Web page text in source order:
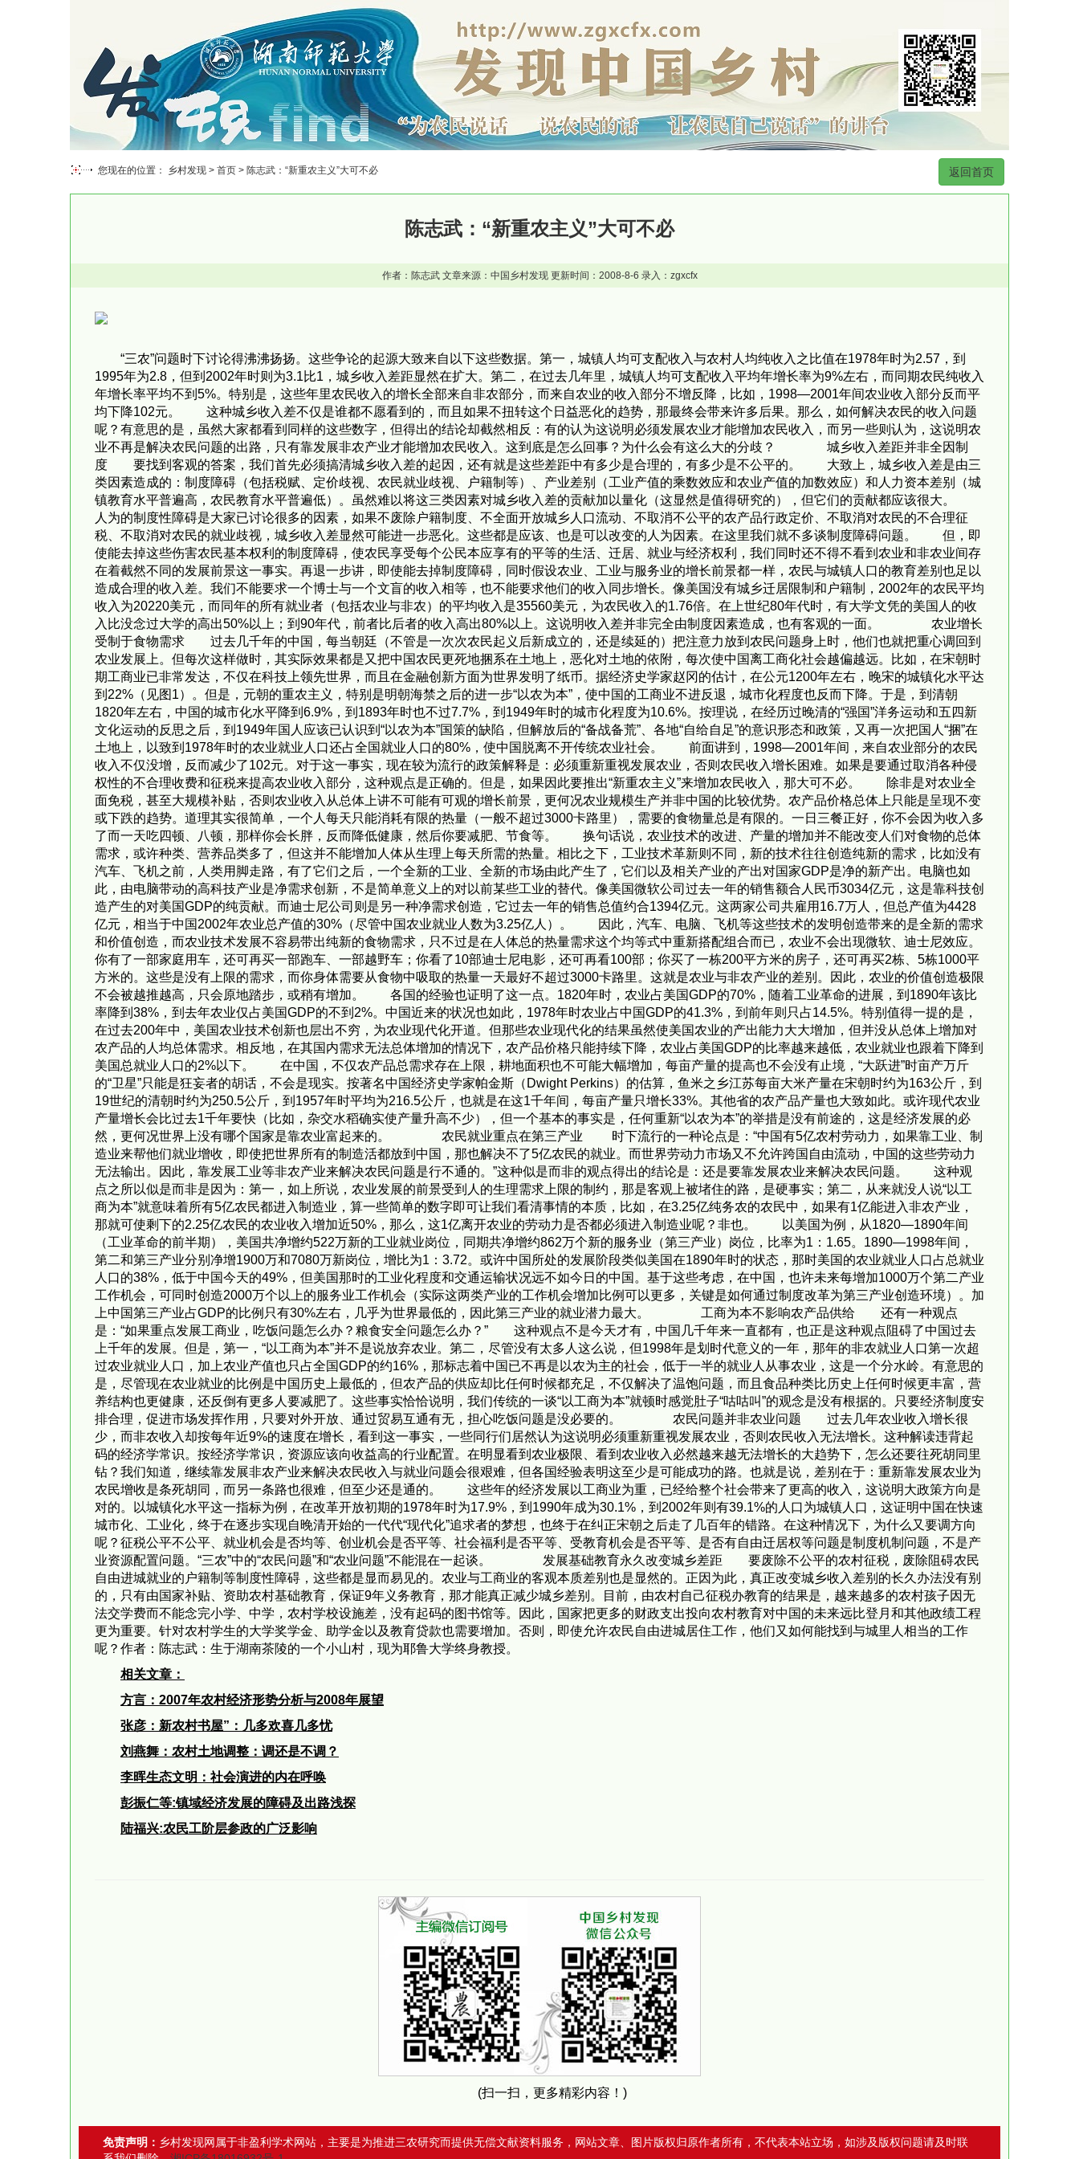
您现在的位置： 乡村发现 > 首页 > 陈志武：“新重农主义”大可不必 返回首页
陈志武：“新重农主义”大可不必
作者：陈志武 文章来源：中国乡村发现 更新时间：2008-8-6 录入：zgxcfx
“三农”问题时下讨论得沸沸扬扬。这些争论的起源大致来自以下这些数据。第一，城镇人均可支配收入与农村人均纯收入之比值在1978年时为2.57，到
1995年为2.8，但到2002年时则为3.1比1，城乡收入差距显然在扩大。第二，在过去几年里，城镇人均可支配收入平均年增长率为9%左右，而同期农民纯收入
年增长率平均不到5%。特别是，这些年里农民收入的增长全部来自非农部分，而来自农业的收入部分不增反降，比如，1998—2001年间农业收入部分反而平
均下降102元。 这种城乡收入差不仅是谁都不愿看到的，而且如果不扭转这个日益恶化的趋势，那最终会带来许多后果。那么，如何解决农民的收入问题
呢？有意思的是，虽然大家都看到同样的这些数字，但得出的结论却截然相反：有的认为这说明必须发展农业才能增加农民收入，而另一些则认为，这说明农
业不再是解决农民问题的出路，只有靠发展非农产业才能增加农民收入。这到底是怎么回事？为什么会有这么大的分歧？ 城乡收入差距并非全因制
度 要找到客观的答案，我们首先必须搞清城乡收入差的起因，还有就是这些差距中有多少是合理的，有多少是不公平的。 大致上，城乡收入差是由三
类因素造成的：制度障碍（包括税赋、定价歧视、农民就业歧视、户籍制等）、产业差别（工业产值的乘数效应和农业产值的加数效应）和人力资本差别（城
镇教育水平普遍高，农民教育水平普遍低）。虽然难以将这三类因素对城乡收入差的贡献加以量化（这显然是值得研究的），但它们的贡献都应该很大。
人为的制度性障碍是大家已讨论很多的因素，如果不废除户籍制度、不全面开放城乡人口流动、不取消不公平的农产品行政定价、不取消对农民的不合理征
税、不取消对农民的就业歧视，城乡收入差显然可能进一步恶化。这些都是应该、也是可以改变的人为因素。在这里我们就不多谈制度障碍问题。 但，即
使能去掉这些伤害农民基本权利的制度障碍，使农民享受每个公民本应享有的平等的生活、迁居、就业与经济权利，我们同时还不得不看到农业和非农业间存
在着截然不同的发展前景这一事实。再退一步讲，即使能去掉制度障碍，同时假设农业、工业与服务业的增长前景都一样，农民与城镇人口的教育差别也足以
造成合理的收入差。我们不能要求一个博士与一个文盲的收入相等，也不能要求他们的收入同步增长。像美国没有城乡迁居限制和户籍制，2002年的农民平均
收入为20220美元，而同年的所有就业者（包括农业与非农）的平均收入是35560美元，为农民收入的1.76倍。在上世纪80年代时，有大学文凭的美国人的收
入比没念过大学的高出50%以上；到90年代，前者比后者的收入高出80%以上。这说明收入差并非完全由制度因素造成，也有客观的一面。 农业增长
受制于食物需求 过去几千年的中国，每当朝廷（不管是一次次农民起义后新成立的，还是续延的）把注意力放到农民问题身上时，他们也就把重心调回到
农业发展上。但每次这样做时，其实际效果都是又把中国农民更死地捆系在土地上，恶化对土地的依附，每次使中国离工商化社会越偏越远。比如，在宋朝时
期工商业已非常发达，不仅在科技上领先世界，而且在金融创新方面为世界发明了纸币。据经济史学家赵冈的估计，在公元1200年左右，晚宋的城镇化水平达
到22%（见图1）。但是，元朝的重农主义，特别是明朝海禁之后的进一步“以农为本”，使中国的工商业不进反退，城市化程度也反而下降。于是，到清朝
1820年左右，中国的城市化水平降到6.9%，到1893年时也不过7.7%，到1949年时的城市化程度为10.6%。按理说，在经历过晚清的“强国”洋务运动和五四新
文化运动的反思之后，到1949年国人应该已认识到“以农为本”国策的缺陷，但解放后的“备战备荒”、各地“自给自足”的意识形态和政策，又再一次把国人“捆”在
土地上，以致到1978年时的农业就业人口还占全国就业人口的80%，使中国脱离不开传统农业社会。 前面讲到，1998—2001年间，来自农业部分的农民
收入不仅没增，反而减少了102元。对于这一事实，现在较为流行的政策解释是：必须重新重视发展农业，否则农民收入增长困难。如果是要通过取消各种侵
权性的不合理收费和征税来提高农业收入部分，这种观点是正确的。但是，如果因此要推出“新重农主义”来增加农民收入，那大可不必。 除非是对农业全
面免税，甚至大规模补贴，否则农业收入从总体上讲不可能有可观的增长前景，更何况农业规模生产并非中国的比较优势。农产品价格总体上只能是呈现不变
或下跌的趋势。道理其实很简单，一个人每天只能消耗有限的热量（一般不超过3000卡路里），需要的食物量总是有限的。一日三餐正好，你不会因为收入多
了而一天吃四顿、八顿，那样你会长胖，反而降低健康，然后你要减肥、节食等。 换句话说，农业技术的改进、产量的增加并不能改变人们对食物的总体
需求，或许种类、营养品类多了，但这并不能增加人体从生理上每天所需的热量。相比之下，工业技术革新则不同，新的技术往往创造纯新的需求，比如没有
汽车、飞机之前，人类用脚走路，有了它们之后，一个全新的工业、全新的市场由此产生了，它们以及相关产业的产出对国家GDP是净的新产出。电脑也如
此，由电脑带动的高科技产业是净需求创新，不是简单意义上的对以前某些工业的替代。像美国微软公司过去一年的销售额合人民币3034亿元，这是靠科技创
造产生的对美国GDP的纯贡献。而迪士尼公司则是另一种净需求创造，它过去一年的销售总值约合1394亿元。这两家公司共雇用16.7万人，但总产值为4428
亿元，相当于中国2002年农业总产值的30%（尽管中国农业就业人数为3.25亿人）。 因此，汽车、电脑、飞机等这些技术的发明创造带来的是全新的需求
和价值创造，而农业技术发展不容易带出纯新的食物需求，只不过是在人体总的热量需求这个均等式中重新搭配组合而已，农业不会出现微软、迪士尼效应。
你有了一部家庭用车，还可再买一部跑车、一部越野车；你看了10部迪士尼电影，还可再看100部；你买了一栋200平方米的房子，还可再买2栋、5栋1000平
方米的。这些是没有上限的需求，而你身体需要从食物中吸取的热量一天最好不超过3000卡路里。这就是农业与非农产业的差别。因此，农业的价值创造极限
不会被越推越高，只会原地踏步，或稍有增加。 各国的经验也证明了这一点。1820年时，农业占美国GDP的70%，随着工业革命的进展，到1890年该比
率降到38%，到去年农业仅占美国GDP的不到2%。中国近来的状况也如此，1978年时农业占中国GDP的41.3%，到前年则只占14.5%。特别值得一提的是，
在过去200年中，美国农业技术创新也层出不穷，为农业现代化开道。但那些农业现代化的结果虽然使美国农业的产出能力大大增加，但并没从总体上增加对
农产品的人均总体需求。相反地，在其国内需求无法总体增加的情况下，农产品价格只能持续下降，农业占美国GDP的比率越来越低，农业就业也跟着下降到
美国总就业人口的2%以下。 在中国，不仅农产品总需求存在上限，耕地面积也不可能大幅增加，每亩产量的提高也不会没有止境，“大跃进”时亩产万斤
的“卫星”只能是狂妄者的胡话，不会是现实。按著名中国经济史学家帕金斯（Dwight Perkins）的估算，鱼米之乡江苏每亩大米产量在宋朝时约为163公斤，到
19世纪的清朝时约为250.5公斤，到1957年时平均为216.5公斤，也就是在这1千年间，每亩产量只增长33%。其他省的农产品产量也大致如此。或许现代农业
产量增长会比过去1千年要快（比如，杂交水稻确实使产量升高不少），但一个基本的事实是，任何重新“以农为本”的举措是没有前途的，这是经济发展的必
然，更何况世界上没有哪个国家是靠农业富起来的。 农民就业重点在第三产业 时下流行的一种论点是：“中国有5亿农村劳动力，如果靠工业、制
造业来帮他们就业增收，即使把世界所有的制造活都放到中国，那也解决不了5亿农民的就业。而世界劳动力市场又不允许跨国自由流动，中国的这些劳动力
无法输出。因此，靠发展工业等非农产业来解决农民问题是行不通的。”这种似是而非的观点得出的结论是：还是要靠发展农业来解决农民问题。 这种观
点之所以似是而非是因为：第一，如上所说，农业发展的前景受到人的生理需求上限的制约，那是客观上被堵住的路，是硬事实；第二，从来就没人说“以工
商为本”就意味着所有5亿农民都进入制造业，算一些简单的数字即可让我们看清事情的本质，比如，在3.25亿纯务农的农民中，如果有1亿能进入非农产业，
那就可使剩下的2.25亿农民的农业收入增加近50%，那么，这1亿离开农业的劳动力是否都必须进入制造业呢？非也。 以美国为例，从1820—1890年间
（工业革命的前半期），美国共净增约522万新的工业就业岗位，同期共净增约862万个新的服务业（第三产业）岗位，比率为1：1.65。1890—1998年间，
第二和第三产业分别净增1900万和7080万新岗位，增比为1：3.72。或许中国所处的发展阶段类似美国在1890年时的状态，那时美国的农业就业人口占总就业
人口的38%，低于中国今天的49%，但美国那时的工业化程度和交通运输状况远不如今日的中国。基于这些考虑，在中国，也许未来每增加1000万个第二产业
工作机会，可同时创造2000万个以上的服务业工作机会（实际这两类产业的工作机会增加比例可以更多，关键是如何通过制度改革为第三产业创造环境）。加
上中国第三产业占GDP的比例只有30%左右，几乎为世界最低的，因此第三产业的就业潜力最大。 工商为本不影响农产品供给 还有一种观点
是：“如果重点发展工商业，吃饭问题怎么办？粮食安全问题怎么办？” 这种观点不是今天才有，中国几千年来一直都有，也正是这种观点阻碍了中国过去
上千年的发展。但是，第一，“以工商为本”并不是说放弃农业。第二，尽管没有太多人这么说，但1998年是划时代意义的一年，那年的非农就业人口第一次超
过农业就业人口，加上农业产值也只占全国GDP的约16%，那标志着中国已不再是以农为主的社会，低于一半的就业人从事农业，这是一个分水岭。有意思的
是，尽管现在农业就业的比例是中国历史上最低的，但农产品的供应却比任何时候都充足，不仅解决了温饱问题，而且食品种类比历史上任何时候更丰富，营
养结构也更健康，还反倒有更多人要减肥了。这些事实恰恰说明，我们传统的一谈“以工商为本”就顿时感觉肚子“咕咕叫”的观念是没有根据的。只要经济制度安
排合理，促进市场发挥作用，只要对外开放、通过贸易互通有无，担心吃饭问题是没必要的。 农民问题并非农业问题 过去几年农业收入增长很
少，而非农收入却按每年近9%的速度在增长，看到这一事实，一些同行们居然认为这说明必须重新重视发展农业，否则农民收入无法增长。这种解读违背起
码的经济学常识。按经济学常识，资源应该向收益高的行业配置。在明显看到农业极限、看到农业收入必然越来越无法增长的大趋势下，怎么还要往死胡同里
钻？我们知道，继续靠发展非农产业来解决农民收入与就业问题会很艰难，但各国经验表明这至少是可能成功的路。也就是说，差别在于：重新靠发展农业为
农民增收是条死胡同，而另一条路也很难，但至少还是通的。 这些年的经济发展以工商业为重，已经给整个社会带来了更高的收入，这说明大政策方向是
对的。以城镇化水平这一指标为例，在改革开放初期的1978年时为17.9%，到1990年成为30.1%，到2002年则有39.1%的人口为城镇人口，这证明中国在快速
城市化、工业化，终于在逐步实现自晚清开始的一代代“现代化”追求者的梦想，也终于在纠正宋朝之后走了几百年的错路。在这种情况下，为什么又要调方向
呢？征税公平不公平、就业机会是否均等、创业机会是否平等、社会福利是否平等、受教育机会是否平等、是否有自由迁居权等问题是制度机制问题，不是产
业资源配置问题。“三农”中的“农民问题”和“农业问题”不能混在一起谈。 发展基础教育永久改变城乡差距 要废除不公平的农村征税，废除阻碍农民
自由进城就业的户籍制等制度性障碍，这些都是显而易见的。农业与工商业的客观本质差别也是显然的。正因为此，真正改变城乡收入差别的长久办法没有别
的，只有由国家补贴、资助农村基础教育，保证9年义务教育，那才能真正减少城乡差别。目前，由农村自己征税办教育的结果是，越来越多的农村孩子因无
法交学费而不能念完小学、中学，农村学校设施差，没有起码的图书馆等。因此，国家把更多的财政支出投向农村教育对中国的未来远比登月和其他政绩工程
更为重要。针对农村学生的大学奖学金、助学金以及教育贷款也需要增加。否则，即使允许农民自由进城居住工作，他们又如何能找到与城里人相当的工作
呢？作者：陈志武：生于湖南茶陵的一个小山村，现为耶鲁大学终身教授。
相关文章：
方言：2007年农村经济形势分析与2008年展望
张彦：新农村书屋”：几多欢喜几多忧
刘燕舞：农村土地调整：调还是不调？
李晖生态文明：社会演进的内在呼唤
彭振仁等:镇域经济发展的障碍及出路浅探
陆福兴:农民工阶层参政的广泛影响
(扫一扫，更多精彩内容！)
免责声明： 乡村发现网属于非盈利学术网站，主要是为推进三农研究而提供无偿文献资料服务，网站文章、图片版权归原作者所有，不代表本站立场，如涉及版权问题请及时联